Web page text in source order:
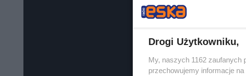
Drogi Użytkowniku,
My, naszych 1162 zaufanych
przechowujemy informacje